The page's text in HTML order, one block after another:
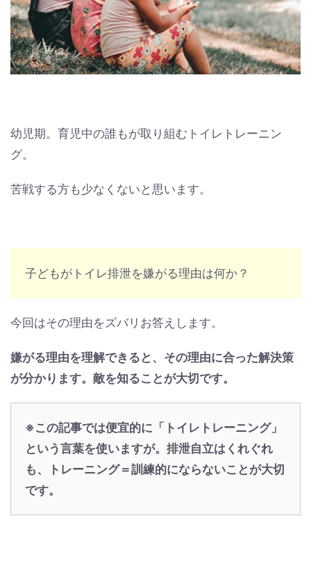
幼児期。育児中の誰もが取り組むトイレトレーニン
グ。
苦戦する方も少なくないと思います。
子どもがトイレ排泄を嫌がる理由は何か？
今回はその理由をズバリお答えします。
嫌がる理由を理解できると、その理由に合った解決策
が分かります。敵を知ることが大切です。
※この記事では便宜的に「トイレトレーニング」
という言葉を使いますが。排泄自立はくれぐれ
も、トレーニング＝訓練的にならないことが大切
です。